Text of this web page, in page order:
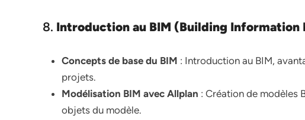
8. Introduction au BIM (Building Information
Concepts de base du BIM : Introduction au BIM,
projets.
Modélisation BIM avec Allplan : Création de modèles
objets du modèle.